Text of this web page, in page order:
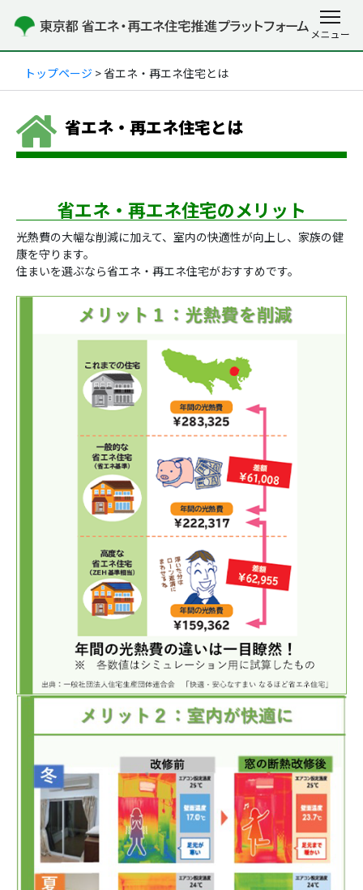
トップページ > 省エネ・再エネ住宅とは
省エネ・再エネ住宅とは
省エネ・再エネ住宅のメリット
光熱費の大幅な削減に加えて、室内の快適性が向上し、家族の健
康を守ります。
住まいを選ぶなら省エネ・再エネ住宅がおすすめです。